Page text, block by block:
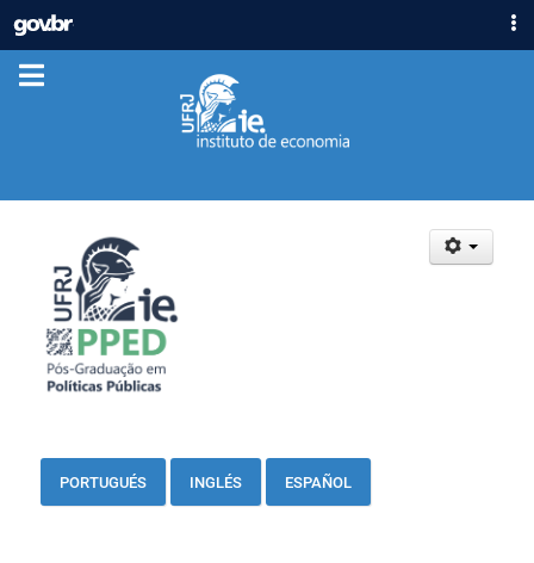
GOVBR
ACESSO À INFORMAÇÃO
Ministério da Justiça e Segurança Pública
Ministério da Defesa
Ministério das Relações Exteriores
Ministério da Economia
Ministério da Infraestrutura
Ministério da Educação
Ministério da Cidadania
PORTUGUÉS INGLÉS ESPAÑOL